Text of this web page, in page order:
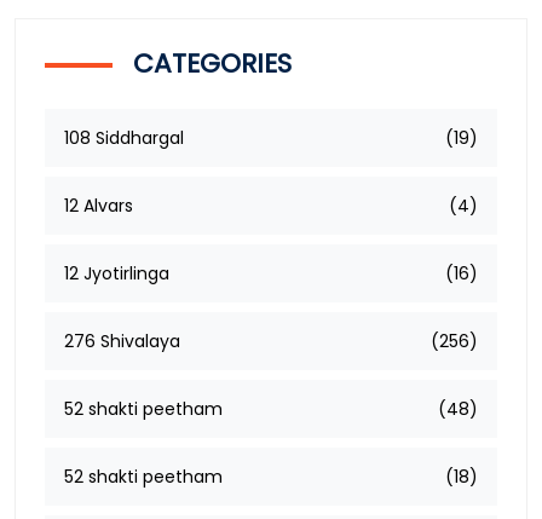
CATEGORIES
108 Siddhargal (19)
12 Alvars (4)
12 Jyotirlinga (16)
276 Shivalaya (256)
52 shakti peetham (48)
52 shakti peetham (18)